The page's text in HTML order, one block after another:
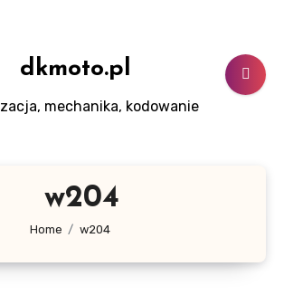
dkmoto.pl
mechanika, kodowanie
w204
Home w204